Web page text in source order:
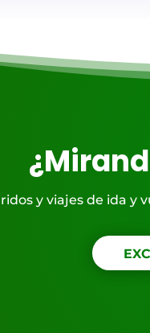
y viajes de ida y